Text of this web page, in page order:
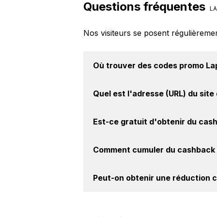
Questions fréquentes
Nos visiteurs se posent
Où trouver des codes promo
BackBackBack, vous les
Quel est l'adresse (URL) du site
intéressant de vérifier l'URL du
Est-ce gratuit d'obtenir du
Lapeyre. Oui, c'est donc gratuit
Comment cumuler du
le cashback, réalisez votre
Peut-on obtenir une réduction